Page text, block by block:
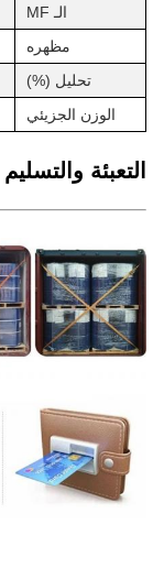
الـ MF
مظهره
تحليل (%)
الوزن الجزيئي
التعبئة والتسليم